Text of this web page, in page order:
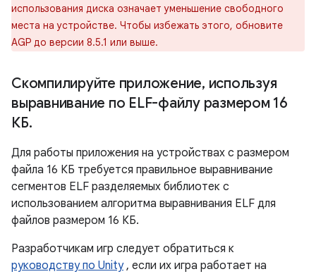
использования диска означает уменьшение свободного
места на устройстве. Чтобы избежать этого, обновите
AGP до версии 8.5.1 или выше.
Скомпилируйте приложение, используя
выравнивание по ELF-файлу размером 16
КБ.
Для работы приложения на устройствах с размером
файла 16 КБ требуется правильное выравнивание
сегментов ELF разделяемых библиотек с
использованием алгоритма выравнивания ELF для
файлов размером 16 КБ.
Разработчикам игр следует обратиться к
руководству по Unity, если их игра работает на